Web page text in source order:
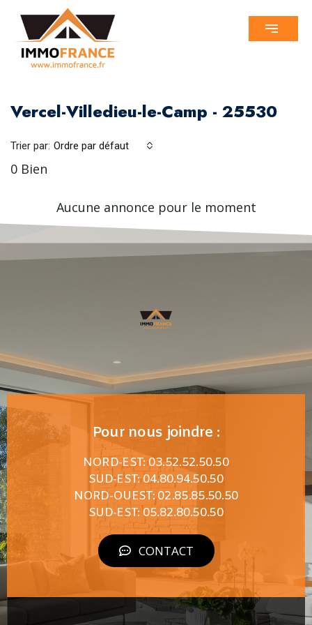
Vercel-Villedieu-le-Camp - 25530
0 Bien
Trier par: Ordre par défaut
Aucune annonce pour le moment
Pour nous joindre :
NORD-EST: 03.52.52.50.50
SUD-EST: 04.80.94.50.50
NORD-OUEST: 02.85.85.50.50
SUD-EST: 05.82.80.50.50
CONTACT